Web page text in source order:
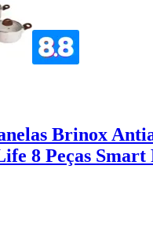
Brinox
8 Peças Smart